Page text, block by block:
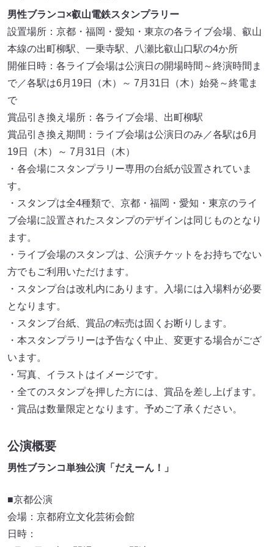
男性ブランコ×叡山電鉄スタンプラリー
設置場所：京都・福岡・愛知・東京の各ライブ会場、叡山
本線の出町柳駅、一乗寺駅、八瀬比叡山口駅の4か所
開催日時：各ライブ会場は公演日の開場時間～終演時間ま
で／各駅は6月19日（木）～ 7月31日（木）始発～終電ま
で
賞品引き換え場所：各ライブ会場、出町柳駅
賞品引き換え期間：ライブ会場は公演日のみ／各駅は6月
19日（木）～ 7月31日（木）
・各会場にスタンプラリー専用の台紙が設置されていま
す。
・スタンプは全4種類で、京都・福岡・愛知・東京のライ
ブ会場に設置されたスタンプのデザインは同じものとなり
ます。
・ライブ会場のスタンプは、公演チケットをお持ちでない
方でもご利用いただけます。
・スタンプ台は改札内にあります。入場には入場料が必要
となります。
・スタンプ台紙、賞品の転売は固くお断りします。
・本スタンプラリーは予告なく中止、変更する場合がござ
います。
・写真、イラストはイメージです。
・全てのスタンプを押した方には、賞品を差し上げます。
・賞品は数量限定となります。予めご了承ください。
公演概要
男性ブランコ単独公演「だえーん！」
■京都公演
会場：京都府立文化芸術会館
日時：